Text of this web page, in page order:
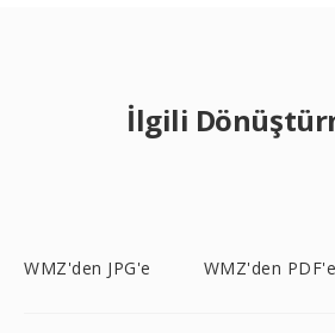
İlgili
WMZ'den JPG'e WMZ'den PDF'e